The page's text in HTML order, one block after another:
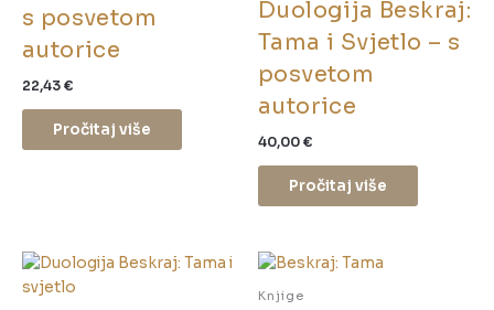
s posvetom
autorice
22,43€
Pročitaj više
Duologija Beskraj:
Tama i Svjetlo – s
posvetom
autorice
40,00€
Pročitaj više
Knjige